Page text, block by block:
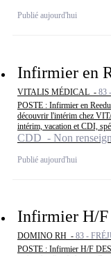
Publié aujourd'hui
Infirmier en
VITALIS MÉDICAL - 83
POSTE : Infirmier en
découvrir l'intérim chez
intérim, vacation et CDI,
CDD - Non
Publié aujourd'hui
Infirmier H/F
DOMINO RH - 83 -
POSTE : Infirmier H/F